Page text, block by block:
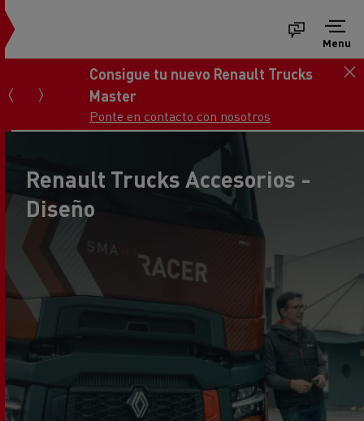
Menu
Consigue tu nuevo Renault Trucks
Master
Ponte en contacto con nosotros
Renault Trucks Accesorios -
Diseño